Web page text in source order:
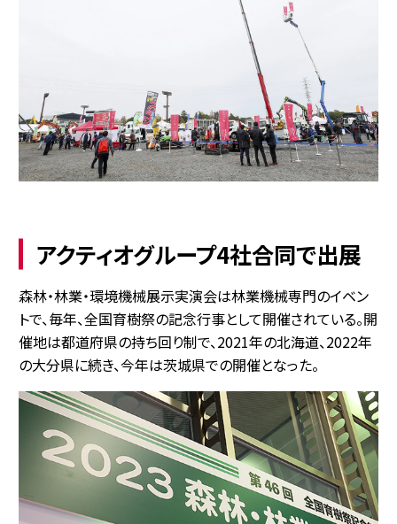
アクティオグループ4社合同で出展
森林・林業・環境機械展示実演会は林業機械専門のイベン
トで、毎年、全国育樹祭の記念行事として開催されている。開
催地は都道府県の持ち回り制で、2021年の北海道、2022年
の大分県に続き、今年は茨城県での開催となった。